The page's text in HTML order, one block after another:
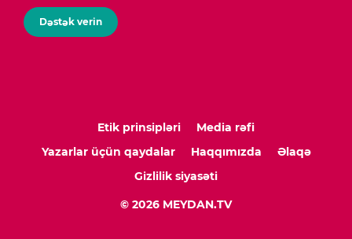
Dəstək verin
Etik prinsipləri
Media rəfi
Yazarlar üçün qaydalar
Haqqımızda
Əlaqə
Gizlilik siyasəti
© 2026 MEYDAN.TV